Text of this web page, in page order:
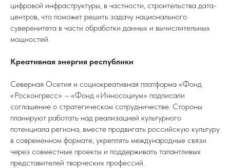
цифровой инфраструктуры, в частности, строительства дата-
центров, что поможет решить задачу национального
суверенитета в части обработки данных и вычислительных
мощностей.
Креативная энергия республики
Северная Осетия и социокреативная платформа «Фонд
«Росконгресс» –«Фонд «Инносоциум» подписали
соглашение о стратегическом сотрудничестве. Стороны
планируют работать над реализацией культурного
потенциала региона, вместе продвигать российскую культуру
в современном формате, укреплять международные связи
через совместные проекты и поддерживать талантливых
представителей творческих профессий.